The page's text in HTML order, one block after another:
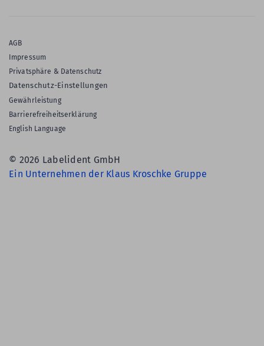
AGB
Impressum
Privatsphäre & Datenschutz
Datenschutz-Einstellungen
Gewährleistung
Barrierefreiheitserklärung
English Language
© 2026 Labelident GmbH
Ein Unternehmen der Klaus Kroschke Gruppe